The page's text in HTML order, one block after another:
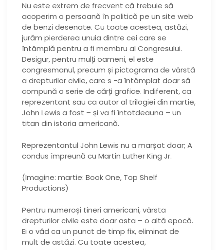
Nu este extrem de frecvent că trebuie să
acoperim o persoană în politică pe un site web
de benzi desenate. Cu toate acestea, astăzi,
jurăm pierderea unuia dintre cei care se
întâmplă pentru a fi membru al Congresului.
Desigur, pentru mulți oameni, el este
congresmanul, precum și pictograma de vârstă
a drepturilor civile, care s -a întâmplat doar să
compună o serie de cărți grafice. Indiferent, ca
reprezentant sau ca autor al trilogiei din martie,
John Lewis a fost – și va fi întotdeauna – un
titan din istoria americană.
Reprezentantul John Lewis nu a marșat doar; A
condus împreună cu Martin Luther King Jr.
(Imagine: martie: Book One, Top Shelf
Productions)
Pentru numeroși tineri americani, vârsta
drepturilor civile este doar asta – o altă epocă.
Ei o văd ca un punct de timp fix, eliminat de
mult de astăzi. Cu toate acestea,